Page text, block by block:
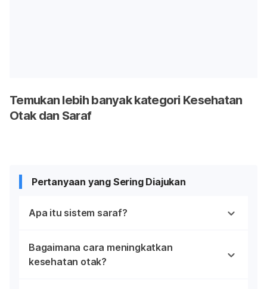
Temukan lebih banyak kategori Kesehatan
Otak dan Saraf
Pertanyaan yang Sering Diajukan
Apa itu sistem saraf?
Bagaimana cara meningkatkan
kesehatan otak?